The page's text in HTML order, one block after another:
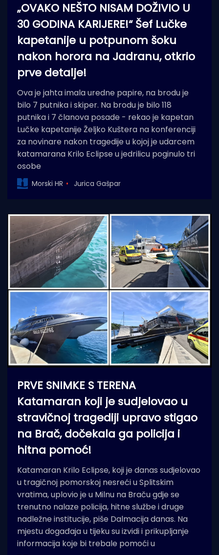
„OVAKO NEŠTO NISAM DOŽIVIO U
30 GODINA KARIJERE!“ Šef Lučke
kapetanije u potpunom šoku
nakon horora na Jadranu, otkrio
prve detalje!
Ova je jahta imala uredne papire, na brodu je
bilo 7 putnika i skiper. Na brodu je bilo 118
putnika i 7 članova posade - rekao je kapetan
Lučke kapetanije Željko Kuštera na konferenciji
za novinare nakon tragedije u kojoj je udarcem
katamarana Krilo Eclipse u jedrilicu poginulo tri
osobe
Morski HR Jurica Gašpar
PRVE SNIMKE S TERENA
Katamaran koji je sudjelovao u
stravičnoj tragediji upravo stigao
na Brač, dočekala ga policija i
hitna pomoć!
Katamaran Krilo Eclipse, koji je danas sudjelovao
u tragičnoj pomorskoj nesreći u Splitskim
vratima, uplovio je u Milnu na Braču gdje se
trenutno nalaze policija, hitne službe i druge
nadležne institucije, piše Dalmacija danas. Na
mjestu događaja u tijeku su izvidi i prikupljanje
informacija koje bi trebale pomoći u